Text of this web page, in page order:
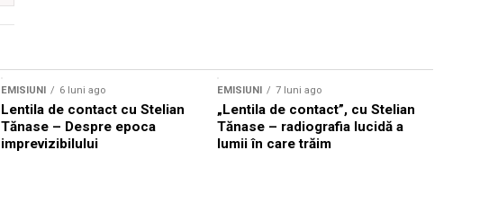
EMISIUNI 6 luni ago
Lentila de contact cu Stelian
Tănase – Despre epoca
imprevizibilului
EMISIUNI 7 luni ago
„Lentila de contact”, cu Stelian
Tănase – radiografia lucidă a
lumii în care trăim